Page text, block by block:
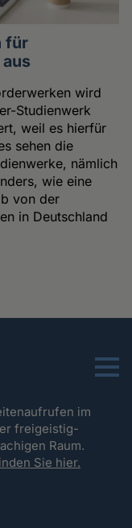
für
wird
Studienwerk
weil es hierfür
sehen die
nämlich
wie eine
von der
in Deutschland
Menu
im
freigeistig-
Raum.
Sie hier.